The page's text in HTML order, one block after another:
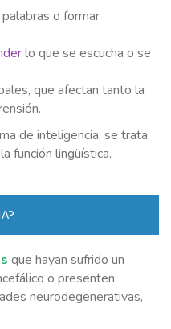
o formar
lo que se escucha o se
que afectan tanto la
de inteligencia; se trata
función lingüística.
que hayan sufrido un
o presenten
neurodegenerativas,